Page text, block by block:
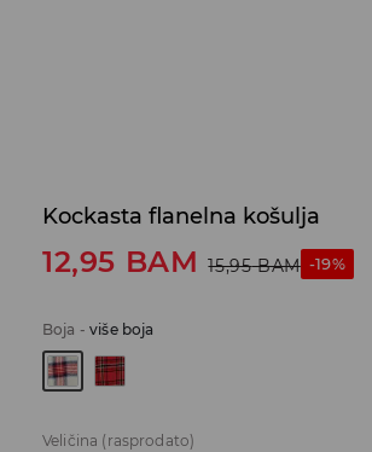
Kockasta flanelna košulja
12,95 BAM 15,95 BAM -19%
Boja -više boja
Veličina (rasprodato)